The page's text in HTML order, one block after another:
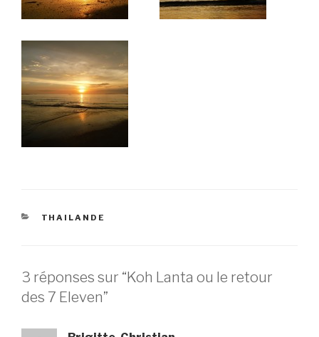
CATÉGORIES
THAILANDE
3 réponses sur “Koh Lanta ou le retour
des 7 Eleven”